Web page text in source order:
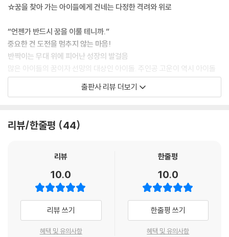
주가 시작되자 은비의 눈빛이 달라졌다. 은비는 〈러브 잇〉을 출 때보다 훨
씬 강렬한 에너지를 뿜어냈다. 은비의 춤을 감상하던 우리는 계속 감탄했
다.
--- p.86
“다음 순서, 하츠프렌즈! 대기하세요!”
우리는 은비와 성운 오빠에게 인사하고 앞으로 걸어갔다. 커다란 문 앞에
디션이었다.
☆꿈을 찾아 가는 아이들에게 건네는 다정한 격려와 위로
“언젠가 반드시 꿈을 이룰 테니까.”
중요한 건 도전을 멈추지 않는 마음!
반짝이는 무대 위에 피어난 성장의 발걸음
많은 아이들의 꿈이자 선망의 대상인 아이돌. 주인공 고운이 역시 아이돌
을 꿈꾸며 수많은 오디션에 도전하지만 결과는 항상 불합격이다. 이번에는
다를 거라 기대했던 고릴라 엔터테인먼트 오디션에서도 탈락하고 만다. 고
과 함께 실력을 갈고닦고, 오디션에 참가하거나 버스킹 공연을 하는 등 새
이지 않는 마음은 고운이를 새로운 무대로 이끈다.
단하고 반짝이게 만든다. 고운이가 친구들과 함께 하츠프렌즈를 결성하고
서른한 번째 오디션에 도전하며 꿈에 한 걸음 더 가까워진 것처럼, 미처 보
지 못했던 것을 새롭게 발견하고 어려움을 헤쳐 나가는 나만의 방법을 찾
을 수 있다. 도전을 멈추지 않고 과정 속에 숨겨진 빛나는 순간을 따라가다
보면, 실패는 끝이 아닌 또 다른 시작이며 마음의 근육을 기르는 연습이라
출판사 리뷰 더보기
리뷰/한줄평 44
리뷰
10.0
리뷰 쓰기
혜택 및 유의사항
한줄평
10.0
한줄평 쓰기
혜택 및 유의사항